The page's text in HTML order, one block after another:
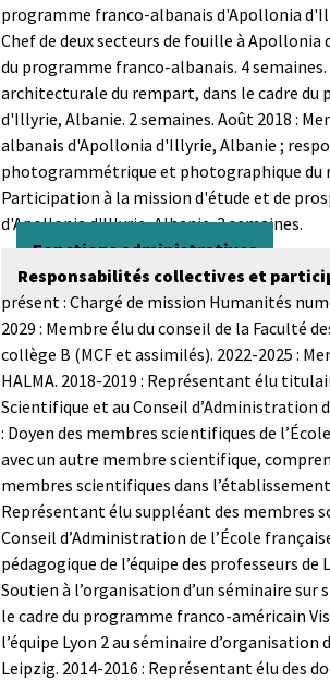
programme franco-albanais d'Apollonia
Chef de deux secteurs de fouille à
du programme franco-albanais. 4 semaines.
architecturale du rempart, dans le cadre
d'Illyrie, Albanie. 2 semaines. Août 2018 :
albanais d'Apollonia d'Illyrie, Albanie ;
photogrammétrique et photographique du
Participation à la mission d'étude et de
d'Apollonia d'Illyrie, Albanie. 2 semaines.
Fonctions administratives
Responsabilités collectives et
présent : Chargé de mission Humanités
2029 : Membre élu du conseil de la Faculté
collège B (MCF et assimilés). 2022-2025 :
HALMA. 2018-2019 : Représentant élu
Scientifique et au Conseil d’Administration
: Doyen des membres scientifiques de
avec un autre membre scientifique,
membres scientifiques dans
Représentant élu suppléant des membres
Conseil d’Administration de l’École
pédagogique de l’équipe des professeurs
Soutien à l’organisation d’un séminaire sur
le cadre du programme franco-américain
l’équipe Lyon 2 au séminaire d’organisation
Leipzig. 2014-2016 : Représentant élu des